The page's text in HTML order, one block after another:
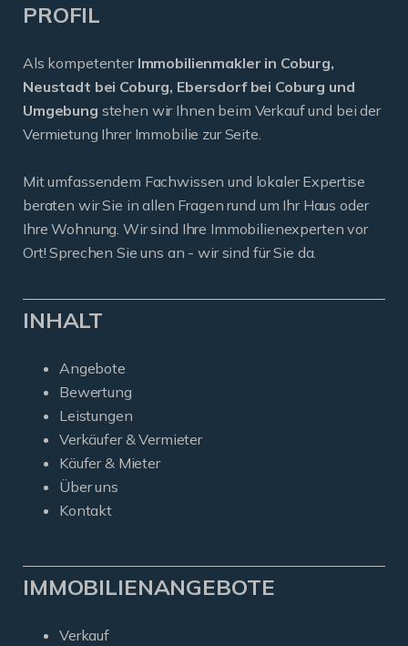
PROFIL
Als kompetenter Immobilienmakler in Coburg,
Neustadt bei Coburg, Ebersdorf bei Coburg und
Umgebung stehen wir Ihnen beim Verkauf und bei der
Vermietung Ihrer Immobilie zur Seite.
Mit umfassendem Fachwissen und lokaler Expertise
beraten wir Sie in allen Fragen rund um Ihr Haus oder
Ihre Wohnung. Wir sind Ihre Immobilienexperten vor
Ort! Sprechen Sie uns an - wir sind für Sie da.
INHALT
Angebote
Bewertung
Leistungen
Verkäufer & Vermieter
Käufer & Mieter
Über uns
Kontakt
IMMOBILIENANGEBOTE
Verkauf